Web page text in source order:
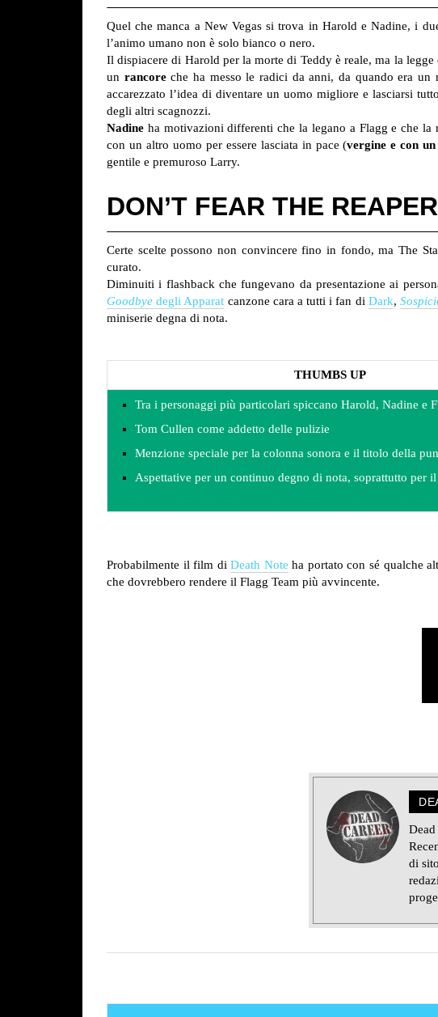
Quel che manca a New Vegas si trova in Harold e Nadine, i
l’animo umano non è solo bianco o nero.
Il dispiacere di Harold per la morte di Teddy è reale, ma la
un rancoreche ha messo le radici da anni, da quando era un
accarezzato l’idea di diventare un uomo migliore e lasciarsi
degli altri scagnozzi.
Nadine ha motivazioni differenti che la legano a Flagg e che la
con un altro uomo per essere lasciata in pace (vergine e con
gentile e premuroso Larry.
DON’T FEAR THE REAPER
Certe scelte possono non convincere fino in fondo, ma The
curato.
Diminuiti i flashback che fungevano da presentazione ai
Goodbye degli Apparat canzone cara a tutti i fan di Dark,
miniserie degna di nota.
THUMBS UP
Tra i personaggi più particolari spiccano Harold, Nadine e
Tom Cullen come addetto delle pulizie
Menzione speciale per la colonna sonora e il titolo della
Aspettative per un continuo degno di nota, soprattutto per
Probabilmente il film diDeath Note ha portato con sé qualche
che dovrebbero rendere il Flagg Team più avvincente.
di